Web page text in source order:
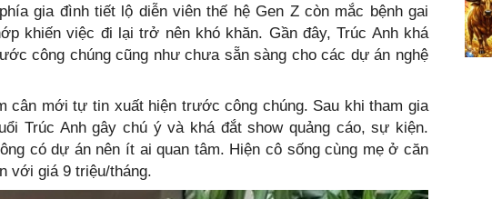
gia đình tiết lộ diễn viên thế hệ Gen Z còn mắc bệnh gai
khiến việc đi lại trở nên khó khăn. Gần đây, Trúc Anh khá
công chúng cũng như chưa sẵn sàng cho các dự án nghệ
cân mới tự tin xuất hiện trước công chúng. Sau khi tham gia
Trúc Anh gây chú ý và khá đắt show quảng cáo, sự kiện.
có dự án nên ít ai quan tâm. Hiện cô sống cùng mẹ ở căn
với giá 9 triệu/tháng.